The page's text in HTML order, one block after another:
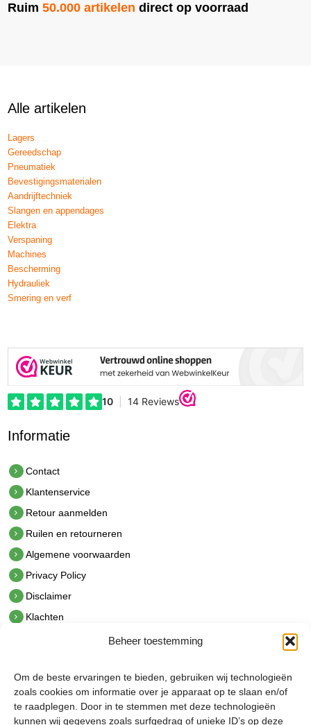
Beheer toestemming
Om de beste ervaringen te bieden, gebruiken wij technologieën
zoals cookies om informatie over je apparaat op te slaan en/of
te raadplegen. Door in te stemmen met deze technologieën
kunnen wij gegevens zoals surfgedrag of unieke ID’s op deze
Ruim50.000 artikelen direct op voorraad
Alle artikelen
Lagers
Gereedschap
Pneumatiek
Bevestigingsmaterialen
Aandrijftechniek
Slangen en appendages
Elektra
Verspaning
Machines
Bescherming
Hydrauliek
Smering en verf
Informatie
Contact
Klantenservice
Retour aanmelden
Ruilen en retourneren
Algemene voorwaarden
Privacy Policy
Disclaimer
Klachten
hetindustriehuis B.V.
De Hoek 1 1601 MR Enkhuizen
t.0228 53 00 40
e.info@hetindustriehuis.com